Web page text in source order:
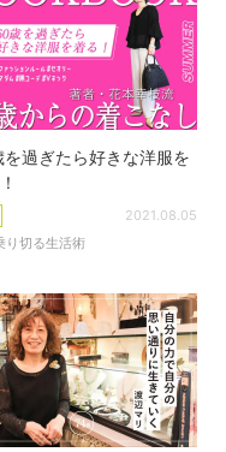
過ぎたら好きな洋服を
り切る生活術
2021.08.05